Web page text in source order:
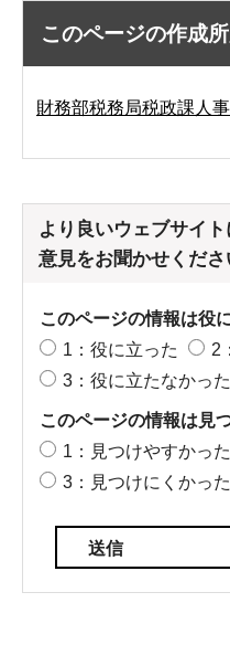
このページの作成
財務部税務局税政課人
より良いウェブサイ
意見をお聞かせくださ
このページの情報は役
1：役に立った
2
3：役に立たなかった
このページの情報は見
1：見つけやすかった
3：見つけにくかった